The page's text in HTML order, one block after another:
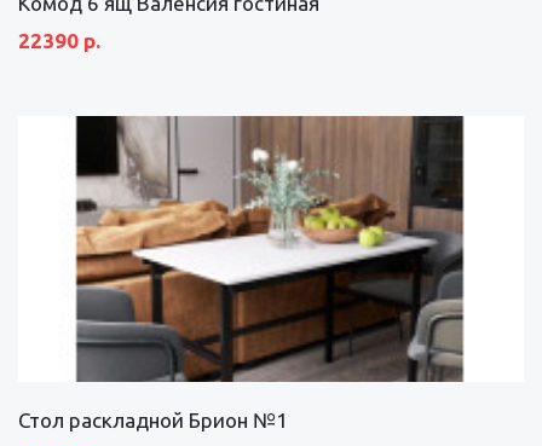
22390 р.
Стол раскладной Брион №1